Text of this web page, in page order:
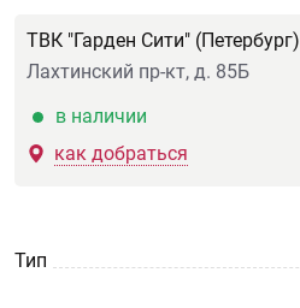
ТВК "Гарден Сити" (Петербург)
Лахтинский пр-кт, д. 85Б
в наличии
как добраться
Тип